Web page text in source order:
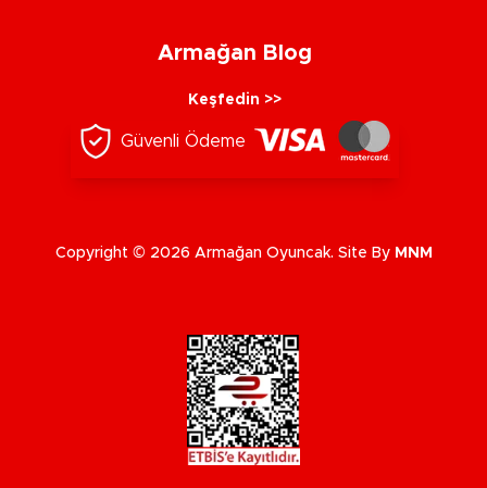
Armağan Blog
Keşfedin >>
Güvenli Ödeme
Copyright © 2026 Armağan Oyuncak. Site By MNM